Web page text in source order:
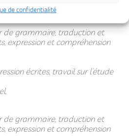
de confidentialité
de grammaire, traduction et
expression et compréhension
écrites, travail sur l’étude
de grammaire, traduction et
expression et compréhension